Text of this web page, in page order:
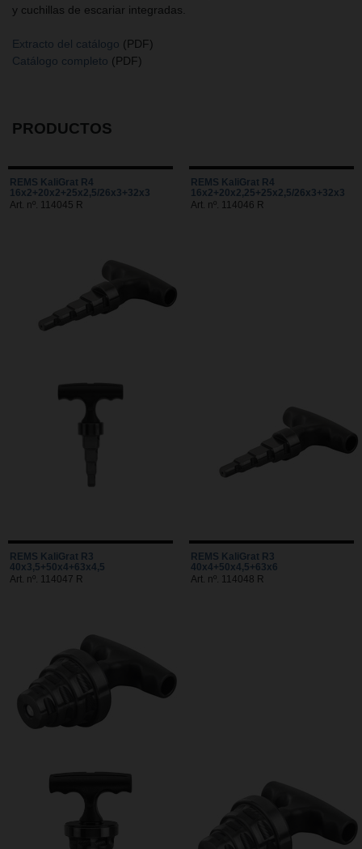
y cuchillas de escariar integradas.
Extracto del catálogo (PDF)
Catálogo completo (PDF)
PRODUCTOS
REMS KaliGrat R4
16x2+20x2+25x2,5/26x3+32x3
Art. nº. 114045 R
REMS KaliGrat R4
16x2+20x2,25+25x2,5/26x3+32x3
Art. nº. 114046 R
REMS KaliGrat R3
40x3,5+50x4+63x4,5
Art. nº. 114047 R
REMS KaliGrat R3
40x4+50x4,5+63x6
Art. nº. 114048 R